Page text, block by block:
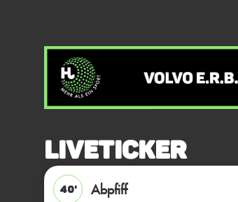
Liveticker
40'
Abpfiff